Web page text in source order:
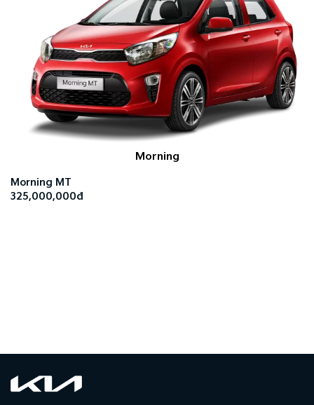
Morning
Morning MT
325,000,000đ